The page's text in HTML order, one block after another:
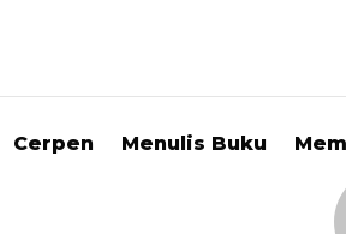
Cerpen Menulis Buku